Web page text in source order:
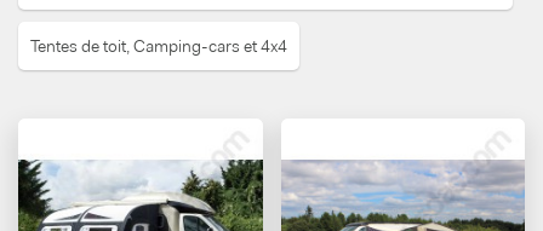
Tentes de toit, Camping-cars et 4x4